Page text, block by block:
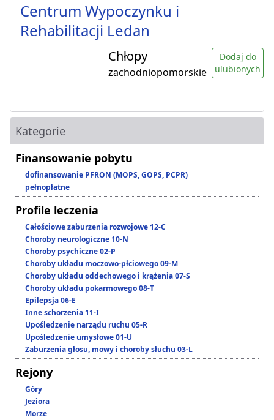
Centrum Wypoczynku i
Rehabilitacji Ledan
Chłopy
zachodniopomorskie
Dodaj do
ulubionych
Kategorie
Finansowanie pobytu
dofinansowanie PFRON (MOPS, GOPS, PCPR)
pełnopłatne
Profile leczenia
Całościowe zaburzenia rozwojowe 12-C
Choroby neurologiczne 10-N
Choroby psychiczne 02-P
Choroby układu moczowo-płciowego 09-M
Choroby układu oddechowego i krążenia 07-S
Choroby układu pokarmowego 08-T
Epilepsja 06-E
Inne schorzenia 11-I
Upośledzenie narządu ruchu 05-R
Upośledzenie umysłowe 01-U
Zaburzenia głosu, mowy i choroby słuchu 03-L
Rejony
Góry
Jeziora
Morze